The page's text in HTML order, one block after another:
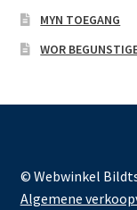
MYN TOEGANG
WOR
© Webwinkel
Algemene